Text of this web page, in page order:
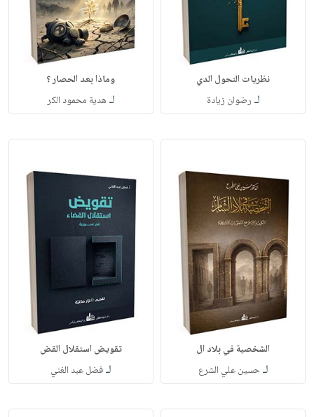
نظريات التحول الدي
لـ رضوان زيادة
وماذا بعد الحصار ؟
لـ هدية محمود الكر
الشخصية في بلاد ال
لـحسين علي الشرع
تقويض استقلال القض
لـفضل عبد الغني